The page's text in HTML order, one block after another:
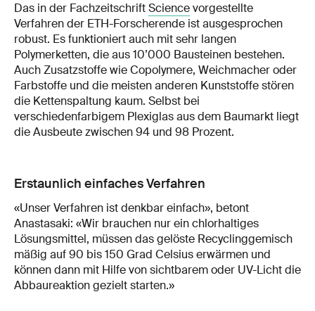
Das in der FachzeitschriftSciencevorgestellte
Verfahren der ETH-Forscherende ist ausgesprochen
robust. Es funktioniert auch mit sehr langen
Polymerketten, die aus 10’000 Bausteinen bestehen.
Auch Zusatzstoffe wie Copolymere, Weichmacher oder
Farbstoffe und die meisten anderen Kunststoffe stören
die Kettenspaltung kaum. Selbst bei
verschiedenfarbigem Plexiglas aus dem Baumarkt liegt
die Ausbeute zwischen 94 und 98 Prozent.
Erstaunlich einfaches Verfahren
«Unser Verfahren ist denkbar einfach», betont
Anastasaki: «Wir brauchen nur ein chlorhaltiges
Lösungsmittel, müssen das gelöste Recyclinggemisch
mäßig auf 90 bis 150 Grad Celsius erwärmen und
können dann mit Hilfe von sichtbarem oder UV-Licht die
Abbaureaktion gezielt starten.»